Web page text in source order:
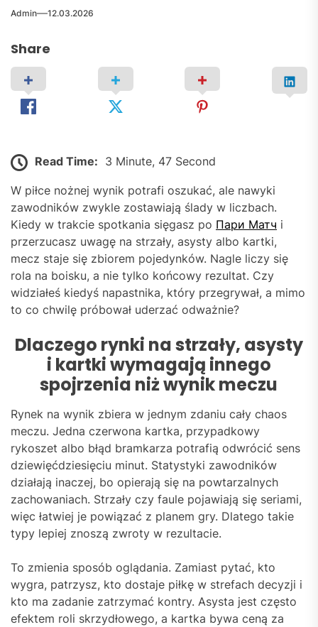
Admin 12.03.2026
Share
Read Time: 3 Minute, 47 Second
W piłce nożnej wynik potrafi oszukać, ale nawyki
zawodników zwykle zostawiają ślady w liczbach.
Kiedy w trakcie spotkania sięgasz po Пари Матч i
przerzucasz uwagę na strzały, asysty albo kartki,
mecz staje się zbiorem pojedynków. Nagle liczy się
rola na boisku, a nie tylko końcowy rezultat. Czy
widziałeś kiedyś napastnika, który przegrywał, a mimo
to co chwilę próbował uderzać odważnie?
Dlaczego rynki na strzały, asysty
i kartki wymagają innego
spojrzenia niż wynik meczu
Rynek na wynik zbiera w jednym zdaniu cały chaos
meczu. Jedna czerwona kartka, przypadkowy
rykoszet albo błąd bramkarza potrafią odwrócić sens
dziewięćdziesięciu minut. Statystyki zawodników
działają inaczej, bo opierają się na powtarzalnych
zachowaniach. Strzały czy faule pojawiają się seriami,
więc łatwiej je powiązać z planem gry. Dlatego takie
typy lepiej znoszą zwroty w rezultacie.
To zmienia sposób oglądania. Zamiast pytać, kto
wygra, patrzysz, kto dostaje piłkę w strefach decyzji i
kto ma zadanie zatrzymać kontry. Asysta jest często
efektem roli skrzydłowego, a kartka bywa ceną za